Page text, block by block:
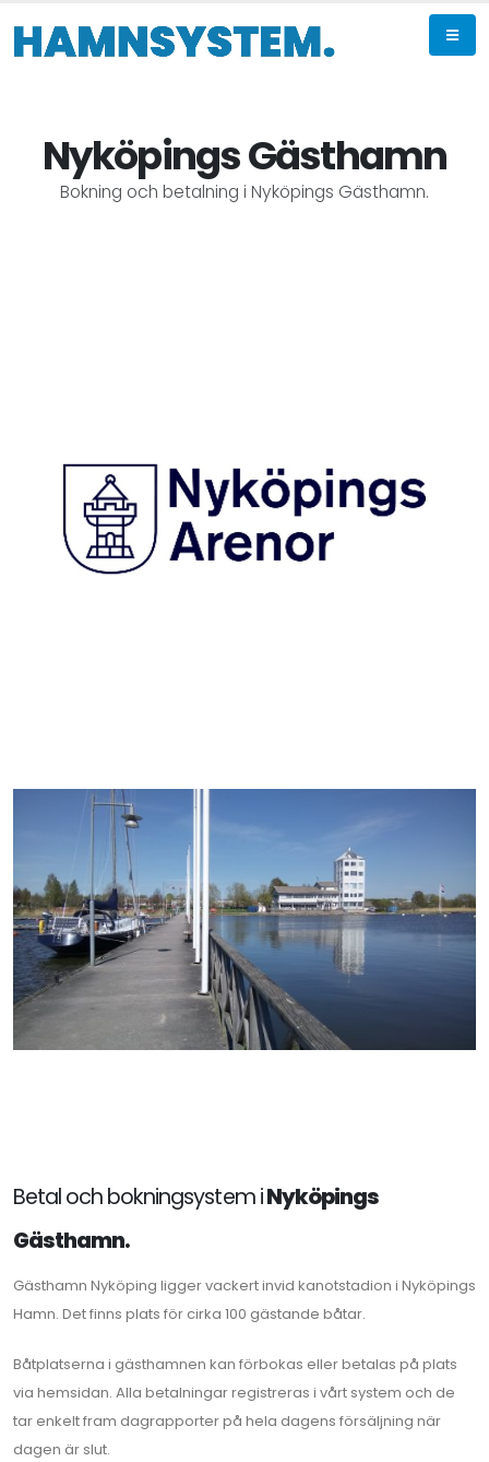
Nyköpings Gästhamn
Bokning och betalning i Nyköpings Gästhamn.
Betal och bokningsystem iNyköpings
Gästhamn.
Gästhamn Nyköping ligger vackert invid kanotstadion i Nyköpings
Hamn. Det finns plats för cirka 100 gästande båtar.
Båtplatserna i gästhamnen kan förbokas eller betalas på plats
via hemsidan. Alla betalningar registreras i vårt system och de
tar enkelt fram dagrapporter på hela dagens försäljning när
dagen är slut.